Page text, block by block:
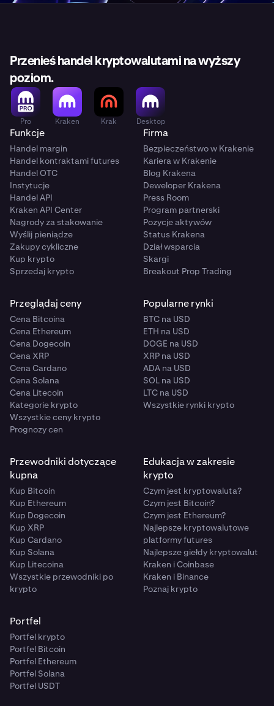
Przenieś handel kryptowalutami na wyższy
poziom.
Pro Kraken Krak Desktop
Funkcje
Handel margin
Handel kontraktami futures
Handel OTC
Instytucje
Handel API
Kraken API Center
Nagrody za stakowanie
Wyślij pieniądze
Zakupy cykliczne
Kup krypto
Sprzedaj krypto
Firma
Bezpieczeństwo w Krakenie
Kariera w Krakenie
Blog Krakena
Deweloper Krakena
Press Room
Program partnerski
Pozycje aktywów
Status Krakena
Dział wsparcia
Skargi
Breakout Prop Trading
Przeglądaj ceny
Cena Bitcoina
Cena Ethereum
Cena Dogecoin
Cena XRP
Cena Cardano
Cena Solana
Cena Litecoin
Kategorie krypto
Wszystkie ceny krypto
Prognozy cen
Popularne rynki
BTC na USD
ETH na USD
DOGE na USD
XRP na USD
ADA na USD
SOL na USD
LTC na USD
Wszystkie rynki krypto
Przewodniki dotyczące
kupna
Kup Bitcoin
Kup Ethereum
Kup Dogecoin
Kup XRP
Kup Cardano
Kup Solana
Kup Litecoina
Wszystkie przewodniki po
krypto
Edukacja w zakresie
krypto
Czym jest kryptowaluta?
Czym jest Bitcoin?
Czym jest Ethereum?
Najlepsze kryptowalutowe
platformy futures
Najlepsze giełdy kryptowalut
Kraken i Coinbase
Kraken i Binance
Poznaj krypto
Portfel
Portfel krypto
Portfel Bitcoin
Portfel Ethereum
Portfel Solana
Portfel USDT